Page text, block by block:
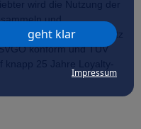
geht klar
Impressum
und
vereint. Der Datenschutz
konform und TÜV
knapp 25 Jahre Loyalty-